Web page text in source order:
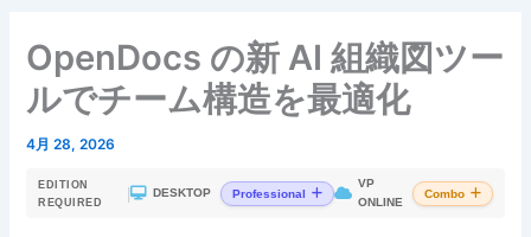
OpenDocs の新 AI 組織図ツー
ルでチーム構造を最適化
4月 28, 2026
EDITION
REQUIRED
DESKTOP Professional
VP
ONLINE
Combo